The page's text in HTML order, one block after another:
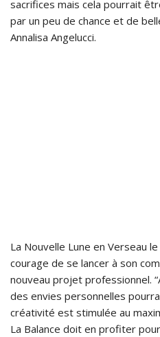
sacrifices mais cela pourrait
par un peu de chance et de
Annalisa Angelucci.
La Nouvelle Lune en Verseau
courage de se lancer à son
nouveau projet professionnel.
des envies personnelles
créativité est stimulée au
La Balance doit en profiter pour